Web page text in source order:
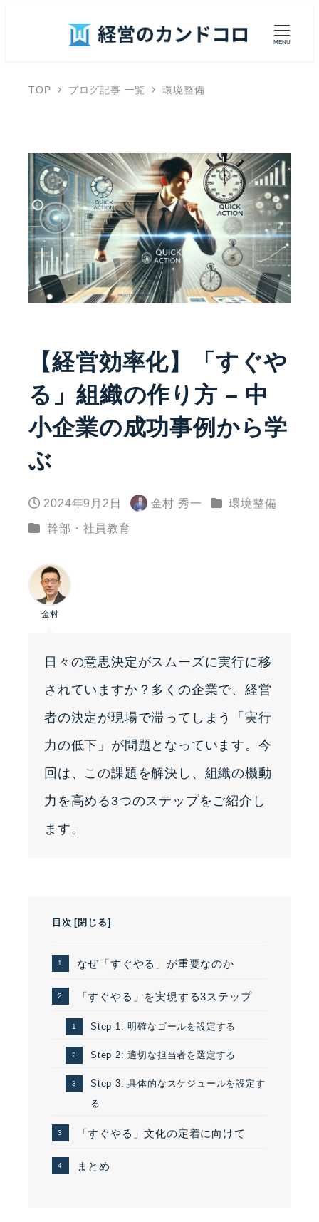
MENU
TOP ブログ記事 一覧 環境整備
【経営効率化】「すぐや
る」組織の作り方 – 中
小企業の成功事例から学
ぶ
2024年9月2日
著
金村 秀一 カテゴリー
環境整備
カテゴリー
幹部・社員教育
金村
日々の意思決定がスムーズに実行に移
されていますか？多くの企業で、経営
者の決定が現場で滞ってしまう「実行
力の低下」が問題となっています。今
回は、この課題を解決し、組織の機動
力を高める3つのステップをご紹介し
ます。
目次 [閉じる]
なぜ「すぐやる」が重要なのか
「すぐやる」を実現する3ステップ
Step 1: 明確なゴールを設定する
Step 2: 適切な担当者を選定する
Step 3: 具体的なスケジュールを設定す
る
「すぐやる」文化の定着に向けて
まとめ